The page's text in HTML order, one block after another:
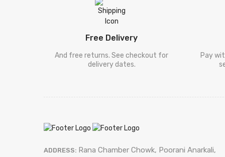
Deel Karneegi
Digar Mozooat
موضوعات ]
Shakhsi Khaqa
Punjabi Kalam
Free Delivery
And free returns. See checkout for
delivery dates.
Pay
ADDRESS: Rana Chamber Chowk, Poorani Anarkali,